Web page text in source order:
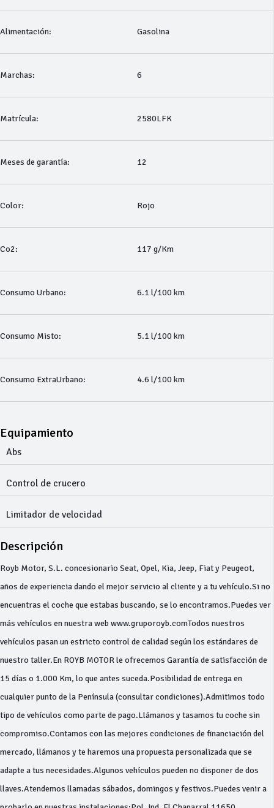
Alimentación: Gasolina
Marchas: 6
Matrícula: 2580LFK
Meses de garantía: 12
Color: Rojo
Co2: 117 g/Km
Consumo Urbano: 6.1 l/100 km
Consumo Misto: 5.1 l/100 km
Consumo ExtraUrbano: 4.6 l/100 km
Equipamiento
Abs
Control de crucero
Limitador de velocidad
Descripción
Royb Motor, S.L. concesionario Seat, Opel, Kia, Jeep, Fiat y Peugeot,
años de experiencia dando el mejor servicio al cliente y a tu vehículo.Si no
encuentras el coche que estabas buscando, se lo encontramos.Puedes ver
más vehículos en nuestra web www.gruporoyb.comTodos nuestros
vehículos pasan un estricto control de calidad según los estándares de
nuestro taller.En ROYB MOTOR le ofrecemos Garantía de satisfacción de
15 días o 1.000 Km, lo que antes suceda.Posibilidad de entrega en
cualquier punto de la Península (consultar condiciones).Admitimos todo
tipo de vehículos como parte de pago.Llámanos y tasamos tu coche sin
compromiso.Contamos con las mejores condiciones de financiación del
mercado, llámanos y te haremos una propuesta personalizada que se
adapte a tus necesidades.Algunos vehículos pueden no disponer de dos
llaves.Atendemos llamadas sábados, domingos y festivos.Puedes venir a